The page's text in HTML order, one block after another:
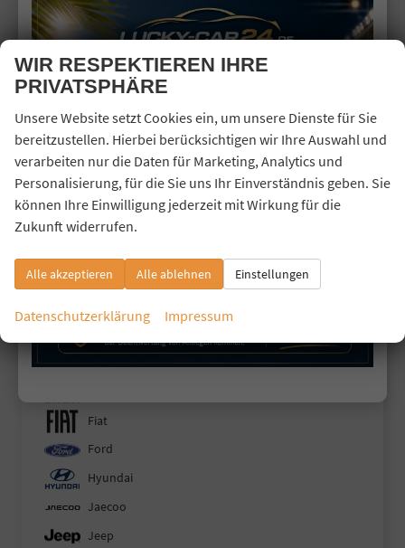
Seal
DESIGN
Design
Excellence
Seal U
Seal U DM-i
Boost
Design
Cupra
Fiat
Ford
Hyundai
Jaecoo
Jeep
WIR RESPEKTIEREN IHRE
PRIVATSPHÄRE
Unsere Website setzt Cookies ein, um unsere Dienste für Sie
bereitzustellen. Hierbei berücksichtigen wir Ihre Auswahl und
verarbeiten nur die Daten für Marketing, Analytics und
Personalisierung, für die Sie uns Ihr Einverständnis geben. Sie
können Ihre Einwilligung jederzeit mit Wirkung für die
Zukunft widerrufen.
Alle akzeptieren Alle ablehnen Einstellungen
Datenschutzerklärung Impressum